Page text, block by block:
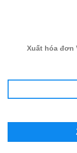
Xuất hóa đơn